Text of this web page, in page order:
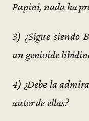
Papini, nada ha
3) ¿Sigue siendo
un genioide
4) ¿Debe la
autor de ellas?